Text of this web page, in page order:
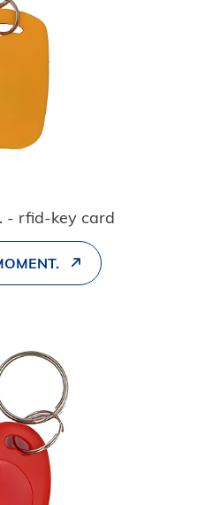
- rfid-key card